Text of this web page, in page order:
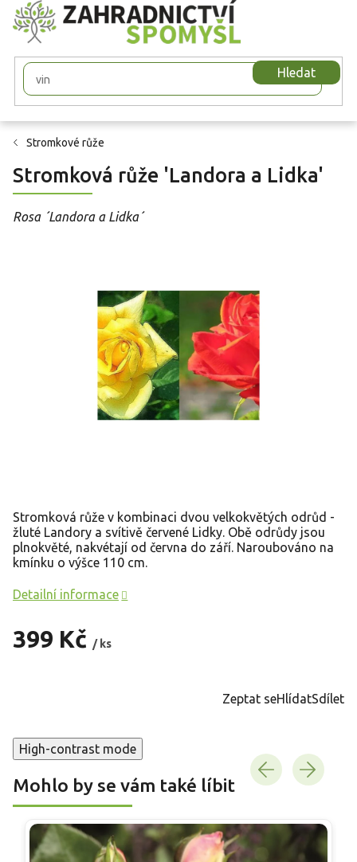
Přejít
na
obsah
Hledat
Stromkové růže
Stromková růže 'Landora a Lidka'
Rosa ´Landora a Lidka´
399 Kč / ks
Stromková růže v kombinaci dvou velkokvětých odrůd -
žluté Landory a svítivě červené Lidky. Obě odrůdy jsou
plnokvěté, nakvétají od června do září. Naroubováno na
kmínku o výšce 110 cm.
Detailní informace
Zeptat seHlídatSdílet
High-contrast mode
Mohlo by se vám také líbit